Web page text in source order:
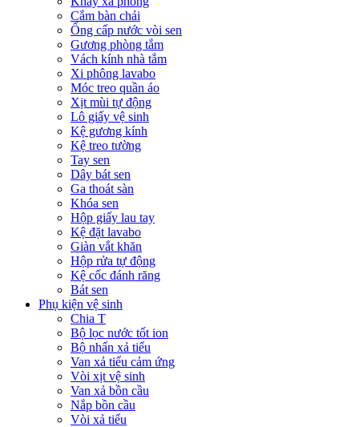
Cắm bàn chải
Ống cấp nước vòi sen
Gương phòng tắm
Vách kính nhà tắm
Xi phông lavabo
Móc treo quần áo
Xịt mùi tự động
Lô giấy vệ sinh
Kệ gương kính
Kệ treo tường
Tay sen
Dây bát sen
Ga thoát sàn
Khóa sen
Hộp giấy lau tay
Kệ đặt lavabo
Giàn vắt khăn
Hộp rửa tự động
Kệ cốc đánh răng
Bát sen
Phụ kiện vệ sinh
Chia T
Bộ lọc nước tốt ion
Bộ nhấn xả tiểu
Van xả tiểu cảm ứng
Vòi xịt vệ sinh
Van xả bồn cầu
Nắp bồn cầu
Vòi xả tiểu